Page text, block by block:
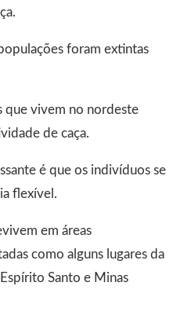
foram extintas
que vivem no nordeste
de caça.
é que os indivíduos se
flexível.
em áreas
como alguns lugares da
Santo e Minas